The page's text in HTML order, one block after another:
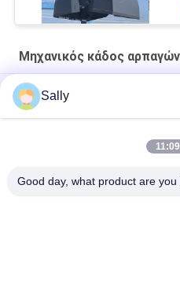
Μηχανικός κάδος αρπαγών
Εκβαθύνοντας υδραυλική
6 CBM μηχανικός κάδος
3 κυβικοί μετρητές του
Sally
Good day, what product are